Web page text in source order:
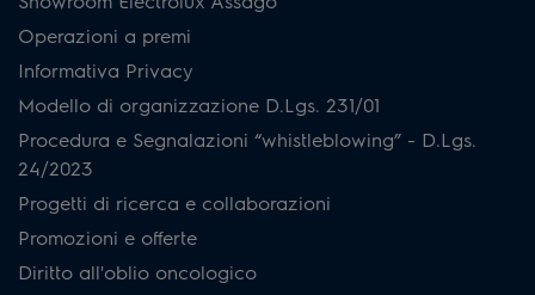
Operazioni a premi
Informativa Privacy
Modello di organizzazione D.Lgs. 231/01
Procedura e Segnalazioni “whistleblowing” - D.Lgs.
24/2023
Progetti di ricerca e collaborazioni
Promozioni e offerte
Diritto all'oblio oncologico